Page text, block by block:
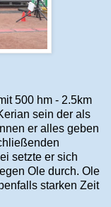
500 hm - 2.5km
sein der als
er alles geben
setzte er sich
Ole durch. Ole
starken Zeit